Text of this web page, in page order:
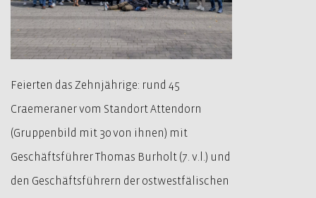
Feierten das Zehnjährige: rund 45
Craemeraner vom Standort Attendorn
(Gruppenbild mit 30 von ihnen) mit
Geschäftsführer Thomas Burholt (7. v.l.) und
den Geschäftsführern der ostwestfälischen